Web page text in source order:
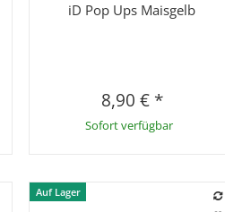
iD Pop Ups Maisgelb
8,90 € *
Sofort verfügbar
Auf Lager